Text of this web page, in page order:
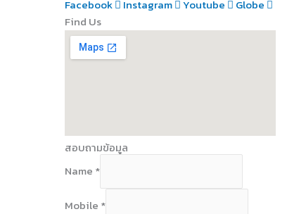
Facebook
Instagram Youtube
Globe
Find Us
สอบถามข้อมูล
Name *
Mobile *